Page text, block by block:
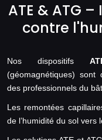
ATE & ATG
contre
Nos dispositifs
(géomagnétiques)
des professionnels du
Les remontées
de l’humidité du sol vers